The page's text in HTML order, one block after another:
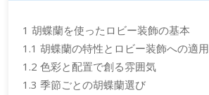
1 胡蝶蘭を使ったロビー装飾の基本
1.1 胡蝶蘭の特性とロビー装飾への適用
1.2 色彩と配置で創る雰囲気
1.3 季節ごとの胡蝶蘭選び